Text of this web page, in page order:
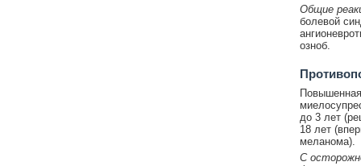
Общие
болевой
озноб.
до 3 лет
18 лет
меланома).
С